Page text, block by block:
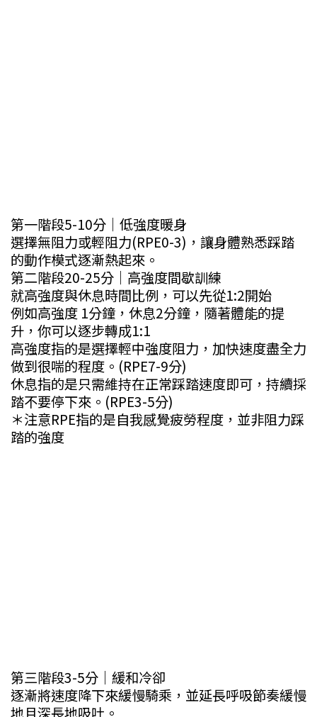
第一階段5-10分｜低強度暖身
選擇無阻力或輕阻力(RPE0-3)，讓身體熟悉踩踏
的動作模式逐漸熱起來。
第二階段20-25分｜高強度間歇訓練
就高強度與休息時間比例，可以先從1:2開始
例如高強度 1分鐘，休息2分鐘，隨著體能的提
升，你可以逐步轉成1:1
高強度指的是選擇輕中強度阻力，加快速度盡全力
做到很喘的程度。(RPE7-9分)
休息指的是只需維持在正常踩踏速度即可，持續採
踏不要停下來。(RPE3-5分)
＊注意RPE指的是自我感覺疲勞程度，並非阻力踩
踏的強度
第三階段3-5分｜緩和冷卻
逐漸將速度降下來緩慢騎乘，並延長呼吸節奏緩慢
地且深長地吸吐。